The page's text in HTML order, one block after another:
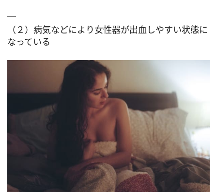
（２）病気などにより女性器が出血しやすい状態に
なっている